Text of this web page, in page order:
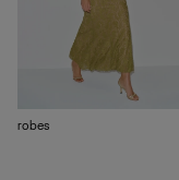
robes